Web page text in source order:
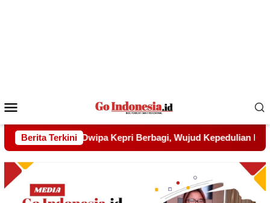
Mobile
Berita Terkini
Kepedulian kepada Pondok Tahfidz Yatim dan Dhuafa Al-